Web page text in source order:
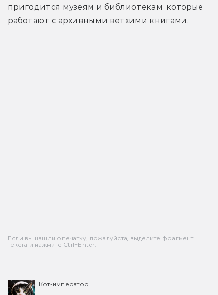
пригодится музеям и библиотекам, которые
работают с архивными ветхими книгами.
Если вы нашли опечатку, пожалуйста, выделите фрагмент
текста и нажмите Ctrl+Enter.
Кот-император